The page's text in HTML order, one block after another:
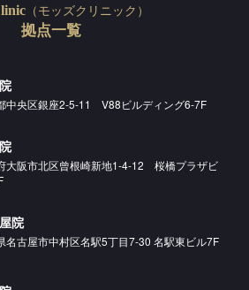
（モッズクリニック）
拠点一覧
中央区銀座2-5-11 V88ビルディング6-7F
大阪市北区曾根崎新地1-4-12 桜橋プラザビ
院
名古屋市中村区名駅5丁目7-30 名駅東ビル7F